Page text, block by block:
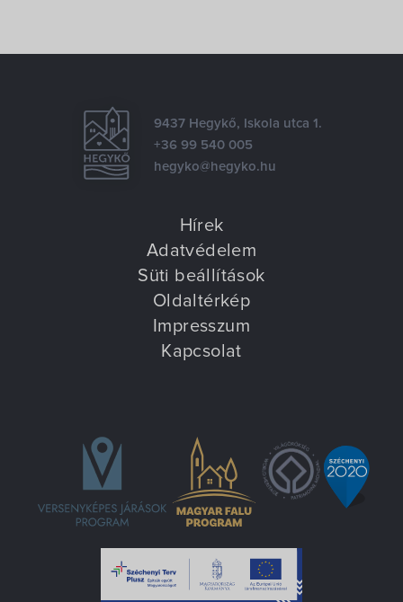
9437 Hegykő, Iskola utca 1.
+36 99 540 005
hegyko@hegyko.hu
Hírek
Adatvédelem
Süti beállítások
Oldaltérkép
Impresszum
Kapcsolat